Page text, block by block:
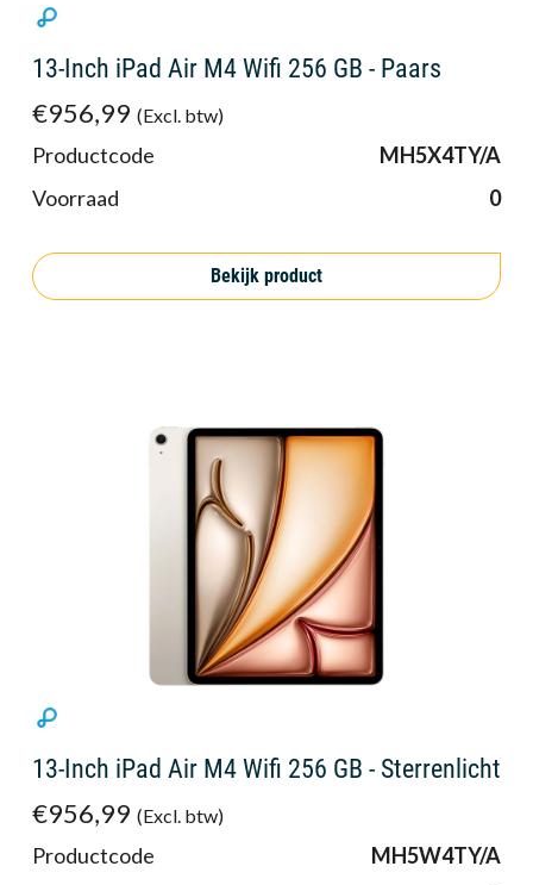
13-Inch iPad Air M4 Wifi 256 GB - Paars
€956,99 (Excl. btw)
Productcode
MH5X4TY/A
Voorraad
0
Bekijk product
13-Inch iPad Air M4 Wifi 256 GB - Sterrenlicht
€956,99 (Excl. btw)
Productcode
MH5W4TY/A